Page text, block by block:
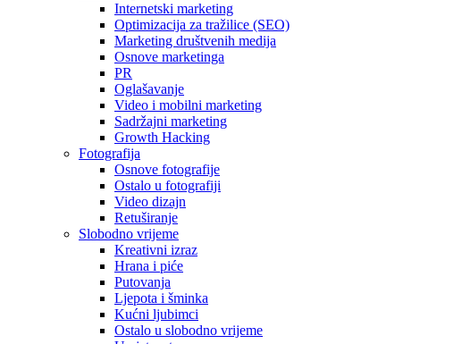
Internetski marketing
Optimizacija za tražilice (SEO)
Marketing društvenih medija
Osnove marketinga
PR
Oglašavanje
Video i mobilni marketing
Sadržajni marketing
Growth Hacking
Fotografija
Osnove fotografije
Ostalo u fotografiji
Video dizajn
Retuširanje
Slobodno vrijeme
Kreativni izraz
Hrana i piće
Putovanja
Ljepota i šminka
Kućni ljubimci
Ostalo u slobodno vrijeme